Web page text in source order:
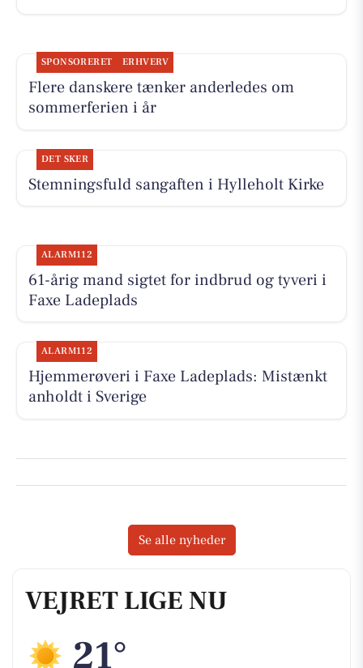
VEJRET LIGE NU
21°
SPONSORERET ERHVERV
Flere danskere tænker anderledes om
sommerferien i år
DET SKER
Stemningsfuld sangaften i Hylleholt Kirke
ALARM112
61-årig mand sigtet for indbrud og tyveri i
Faxe Ladeplads
ALARM112
Hjemmerøveri i Faxe Ladeplads: Mistænkt
anholdt i Sverige
Se alle nyheder